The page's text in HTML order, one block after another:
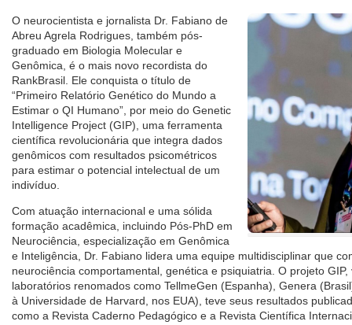
O neurocientista e jornalista Dr. Fabiano de
Abreu Agrela Rodrigues, também pós-
graduado em Biologia Molecular e
Genômica, é o mais novo recordista do
RankBrasil. Ele conquista o título de
“Primeiro Relatório Genético do Mundo a
Estimar o QI Humano”, por meio do Genetic
Intelligence Project (GIP), uma ferramenta
científica revolucionária que integra dados
genômicos com resultados psicométricos
para estimar o potencial intelectual de um
indivíduo.
Com atuação internacional e uma sólida
formação acadêmica, incluindo Pós-PhD em
Neurociência, especialização em Genômica
e Inteligência, Dr. Fabiano lidera uma equipe multidisciplinar que
neurociência comportamental, genética e psiquiatria. O projeto
laboratórios renomados como TellmeGen (Espanha), Genera
à Universidade de Harvard, nos EUA), teve seus resultados
como a Revista Caderno Pedagógico e a Revista Científica